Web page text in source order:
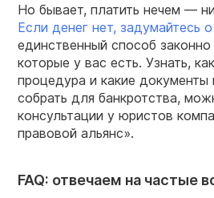
Но бывает, платить нечем —
Если денег нет, задумайтесь
единственный способ
которые у вас есть. Узнать,
процедура и какие
собрать для банкротства,
консультации у юристов
правовой альянс».
FAQ: отвечаем на частые